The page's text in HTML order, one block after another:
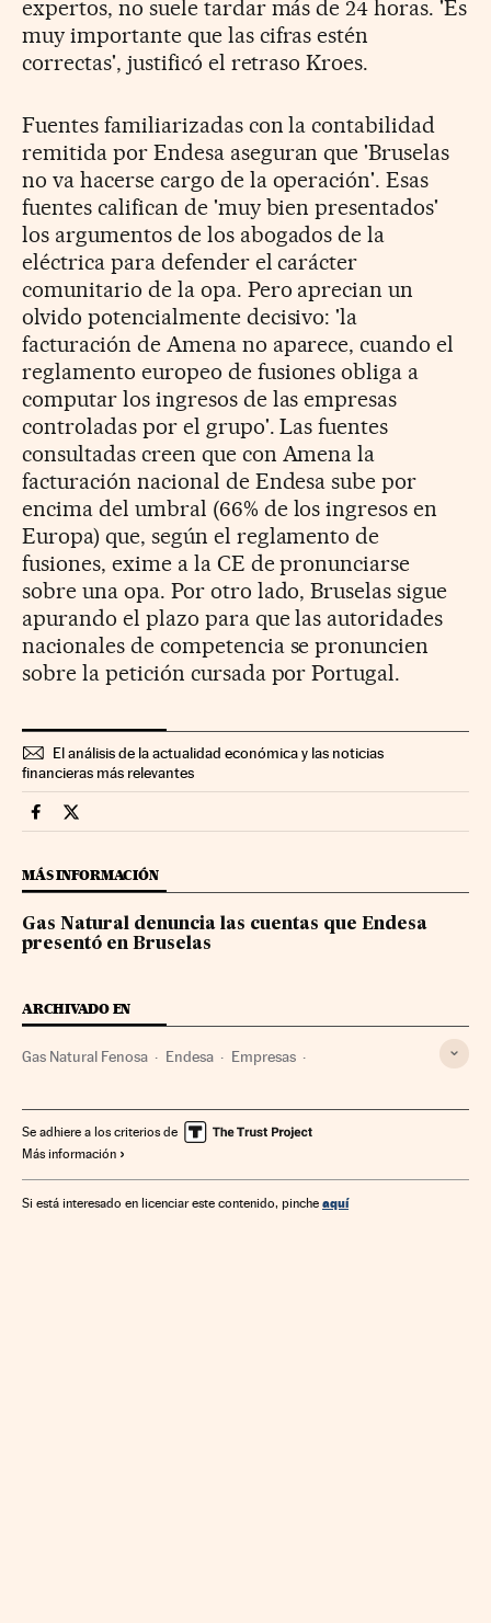
expertos, no suele tardar más de 24 horas. 'Es
muy importante que las cifras estén
correctas', justificó el retraso Kroes.
Fuentes familiarizadas con la contabilidad
remitida por Endesa aseguran que 'Bruselas
no va hacerse cargo de la operación'. Esas
fuentes califican de 'muy bien presentados'
los argumentos de los abogados de la
eléctrica para defender el carácter
comunitario de la opa. Pero aprecian un
olvido potencialmente decisivo: 'la
facturación de Amena no aparece, cuando el
reglamento europeo de fusiones obliga a
computar los ingresos de las empresas
controladas por el grupo'. Las fuentes
consultadas creen que con Amena la
facturación nacional de Endesa sube por
encima del umbral (66% de los ingresos en
Europa) que, según el reglamento de
fusiones, exime a la CE de pronunciarse
sobre una opa. Por otro lado, Bruselas sigue
apurando el plazo para que las autoridades
nacionales de competencia se pronuncien
sobre la petición cursada por Portugal.
El análisis de la actualidad económica y las noticias
financieras más relevantes
Companias Cinco Días en Facebook
Companias Cinco Días en Twitter
MÁS INFORMACIÓN
Gas Natural denuncia las cuentas que Endesa
presentó en Bruselas
ARCHIVADO EN
Gas Natural Fenosa Endesa Empresas
Energía
Se adhiere a los criterios de
Más información
Si está interesado en licenciar este contenido, pinche aquí